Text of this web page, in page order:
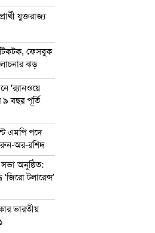
যুক্তরাজ্য
টিকটক, ফেসবুক
ঝড়
‘র‍্যানওয়ে
৯ বছর পূর্তি
এমপি পদে
অর-রশিদ
অনুষ্ঠিত:
টলারেন্স’
ভারতীয়